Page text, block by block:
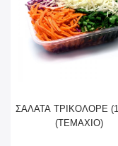
ΣΑΛΑΤΑ ΤΡΙΚΟΛΟΡΕ
(TEMAXIO)